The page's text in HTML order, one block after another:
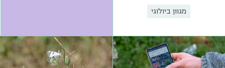
מגוון ביולוגי